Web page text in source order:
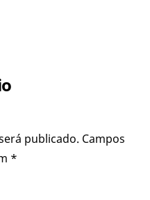
publicado. Campos
*